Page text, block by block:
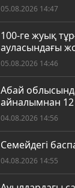
05.08.2026 14:47
100-ге жуық
ауласындағы
05.08.2026 14:46
Абай
айналымнан 12
04.08.2026 14:56
Семейдегі
04.08.2026 14:55